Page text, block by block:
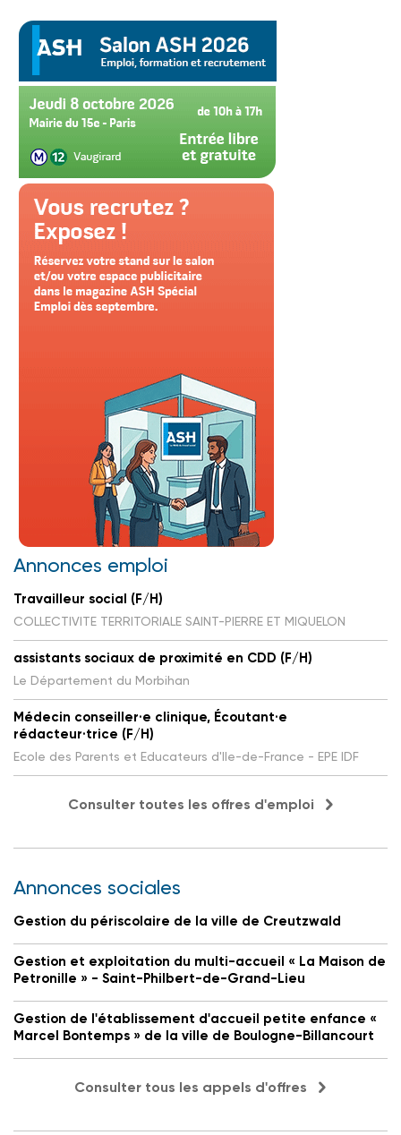
Annonces emploi
Travailleur social (F/H)
COLLECTIVITE TERRITORIALE SAINT-PIERRE ET MIQUELON
assistants sociaux de proximité en CDD (F/H)
Le Département du Morbihan
Médecin conseiller·e clinique, Écoutant·e
rédacteur·trice (F/H)
Ecole des Parents et Educateurs d'Ile-de-France - EPE IDF
Consulter toutes les offres d'emploi
Annonces sociales
Gestion du périscolaire de la ville de Creutzwald
Gestion et exploitation du multi-accueil « La Maison de
Petronille » - Saint-Philbert-de-Grand-Lieu
Gestion de l'établissement d'accueil petite enfance «
Marcel Bontemps » de la ville de Boulogne-Billancourt
Consulter tous les appels d'offres